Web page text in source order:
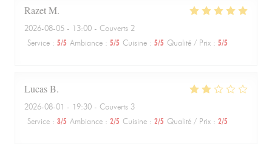
RazetM
2026-08-05 - 13:00 - Couverts 2
Service : 5/5 Ambiance : 5/5 Cuisine : 5/5 Qualité / Prix : 5/5
LucasB
2026-08-01 - 19:30 - Couverts 3
Service : 3/5 Ambiance : 2/5 Cuisine : 2/5 Qualité / Prix : 2/5